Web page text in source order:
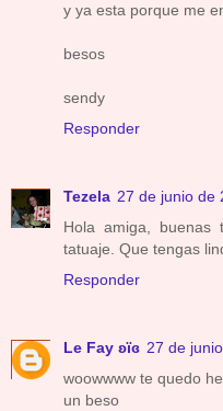
y ya esta porque me
besos
sendy
Responder
Tezela 27 de junio de
Hola amiga,
tatuaje. Que tengas
Responder
Le Fay ʚïɞ 27 de
woowwww te quedo
un beso